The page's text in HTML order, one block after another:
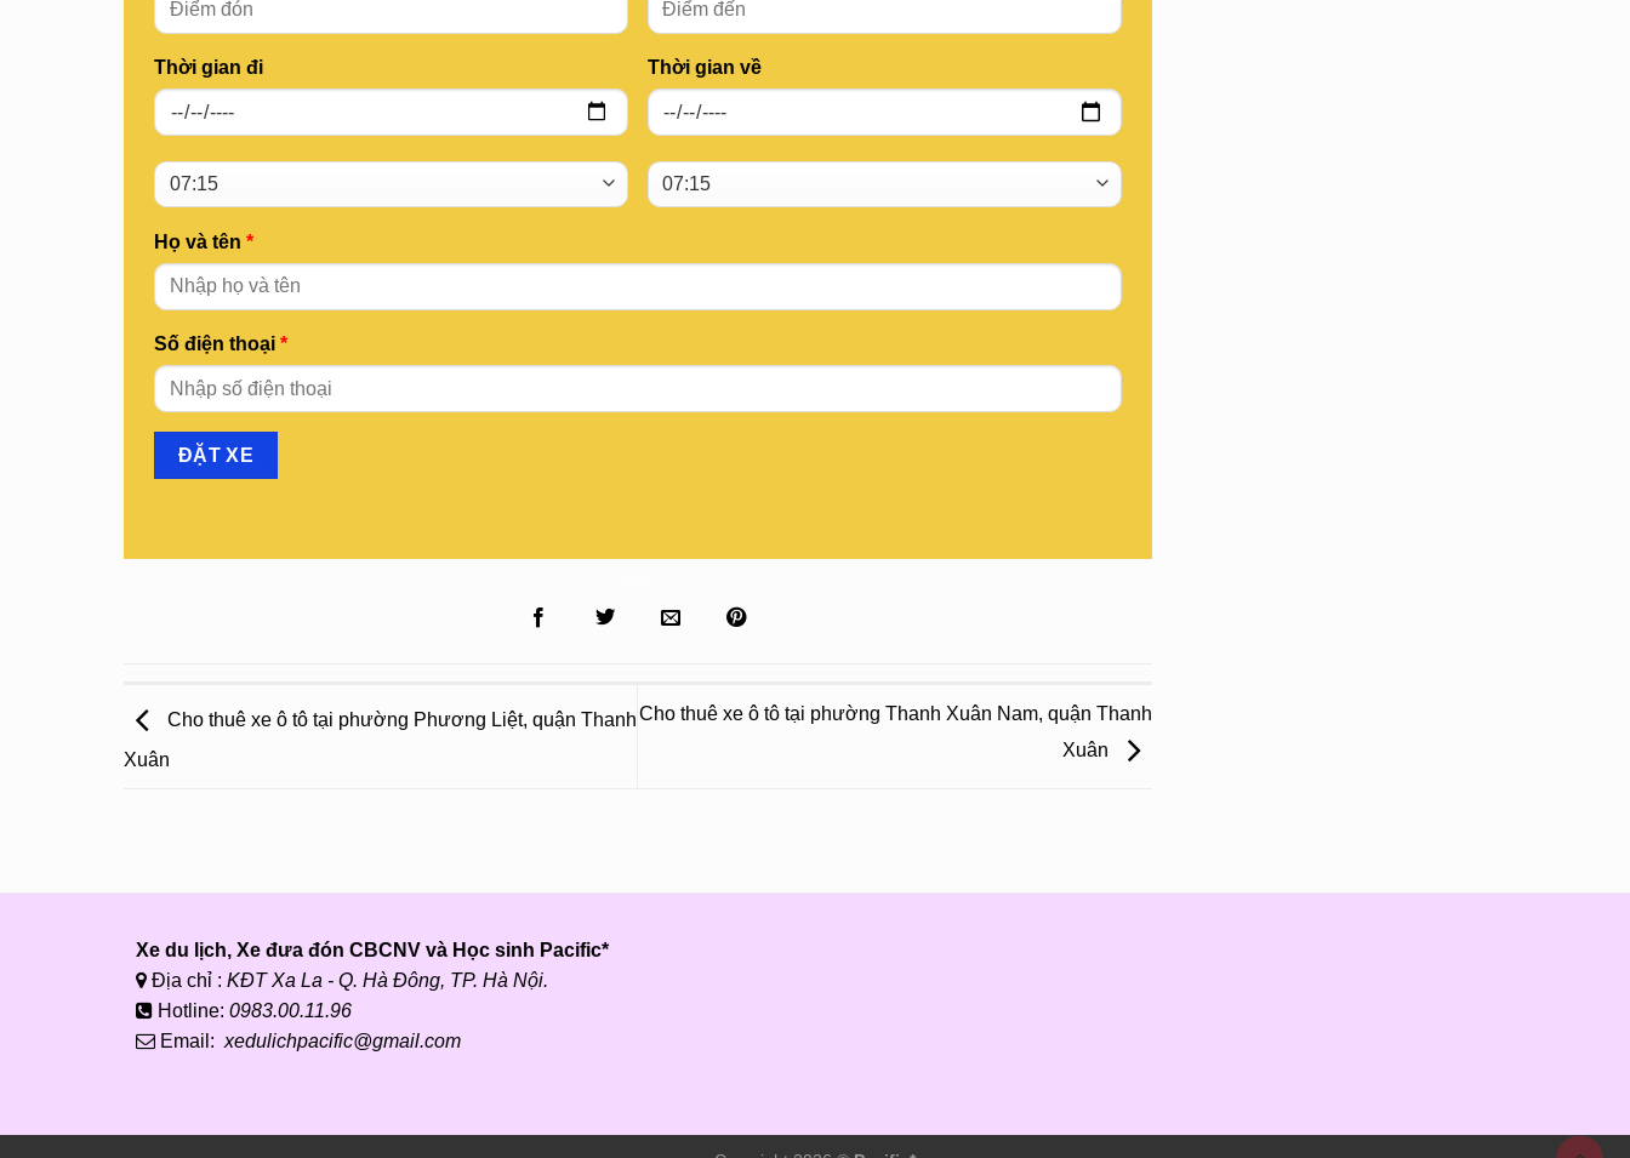
Thời gian đi Thời gian về
Họ và tên *
Số điện thoại *
Cho thuê xe ô tô tại phường Phương Liệt, quận Thanh
Xuân
Cho thuê xe ô tô tại phường Thanh Xuân Nam, quận Thanh
Xuân
Xe du lịch, Xe đưa đón CBCNV và Học sinh Pacific*
Địa chỉ : KĐT Xa La - Q. Hà Đông, TP. Hà Nội.
Hotline: 0983.00.11.96
Email: xedulichpacific@gmail.com